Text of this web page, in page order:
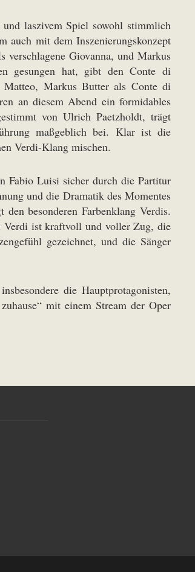
laszivem Spiel sowohl stimmlich
auch mit dem Inszenierungskonzept
Giovanna, und Markus
gesungen hat, gibt den Conte di
Matteo, Markus Butter als Conte di
an diesem Abend ein formidables
von Ulrich Paetzholdt, trägt
maßgeblich bei. Klar ist die
Verdi-Klang mischen.
Fabio Luisi sicher durch die Partitur
und die Dramatik des Momentes
besonderen Farbenklang Verdis.
Verdi ist kraftvoll und voller Zug, die
gezeichnet, und die Sänger
die Hauptprotagonisten,
mit einem Stream der Oper